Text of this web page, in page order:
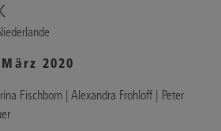
2020
Fischborn | Alexandra Frohloff | Peter